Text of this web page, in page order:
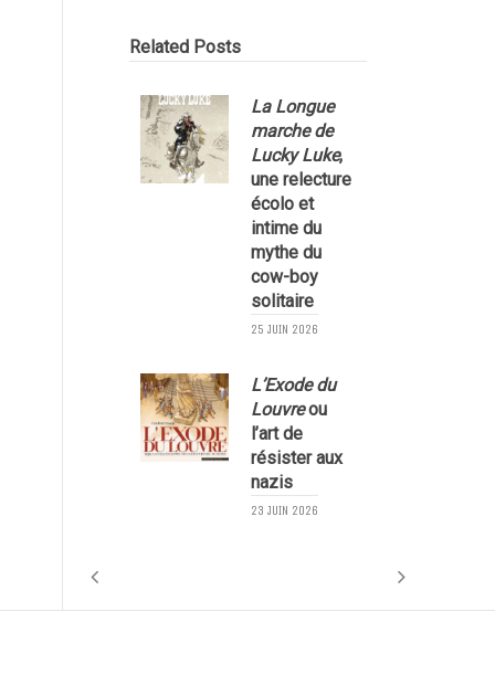
Related Posts
La Longue
marche de
Lucky Luke,
une relecture
écolo et
intime du
mythe du
cow-boy
solitaire
25 JUIN 2026
L’Exode du
Louvreou
l’art de
résister aux
nazis
23 JUIN 2026